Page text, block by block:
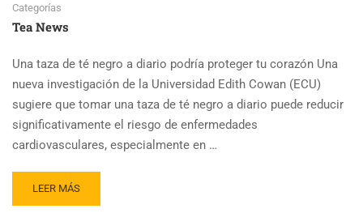
TRONO
DEL
VERDE
EN
JAPÓN
Categorías
Tea News
Una taza de té negro a diario podría proteger tu corazón Una
nueva investigación de la Universidad Edith Cowan (ECU)
sugiere que tomar una taza de té negro a diario puede reducir
significativamente el riesgo de enfermedades
cardiovasculares, especialmente en …
READ
MORE
LEER MÁS